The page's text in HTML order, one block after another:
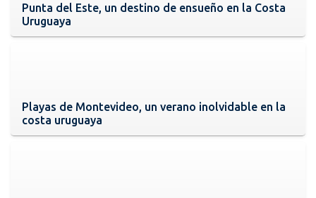
Punta del Este, un destino de ensueño en la Costa
Uruguaya
Playas de Montevideo, un verano inolvidable en la
costa uruguaya